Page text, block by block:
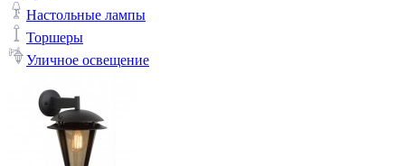
Настольные лампы
Торшеры
Уличное освещение